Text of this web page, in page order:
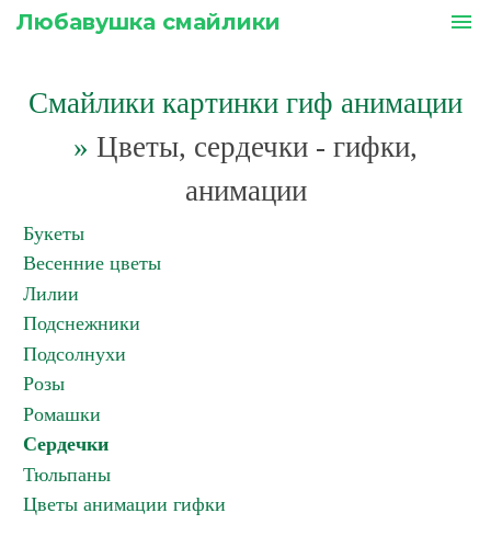
Любавушка смайлики menu
Смайлики картинки гиф анимации
» Цветы, сердечки - гифки,
анимации
Букеты
Весенние цветы
Лилии
Подснежники
Подсолнухи
Розы
Ромашки
Сердечки
Тюльпаны
Цветы анимации гифки